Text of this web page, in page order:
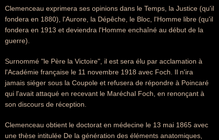
Clemenceau exprimera ses opinions dans le Temps, la Justice (qu'il
fondera en 1880), l'Aurore, la Dépêche, le Bloc, l'Homme libre (qu'il
fondera en 1913 et deviendra l'Homme enchaîné au début de la
guerre).
Surnommé "le Père la Victoire", il est sera élu par acclamation à
l'Académie française le 11 novembre 1918 avec Foch. Il n'ira
jamais siéger sous la Coupole et refusera de répondre à Poincaré
qui l'avait attaqué en recevant le Maréchal Foch, en renonçant à
son discours de réception.
Clemenceau obtient le doctorat en médecine le 13 mai 1865 avec
une thèse intitulée De la génération des éléments anatomiques,